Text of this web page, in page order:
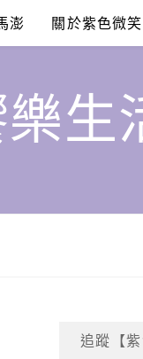
澎 關於紫色微笑
生
追蹤【